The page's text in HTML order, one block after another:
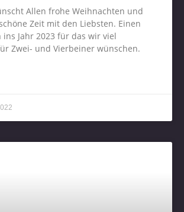
Allen frohe Weihnachten und
Zeit mit den Liebsten. Einen
ins Jahr 2023 für das wir viel
Zwei- und Vierbeiner wünschen.